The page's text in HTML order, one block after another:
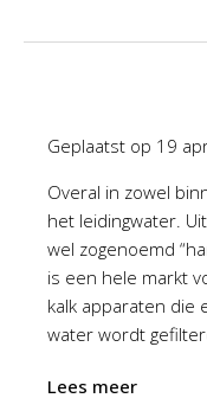
Geplaatst op 19
Overal in zowel
het leidingwater.
wel zogenoemd
is een hele markt
kalk apparaten die
water wordt
Lees meer